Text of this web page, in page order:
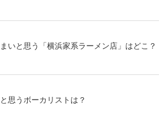
いと思う「横浜家系ラーメン店」はどこ？
思うボーカリストは？